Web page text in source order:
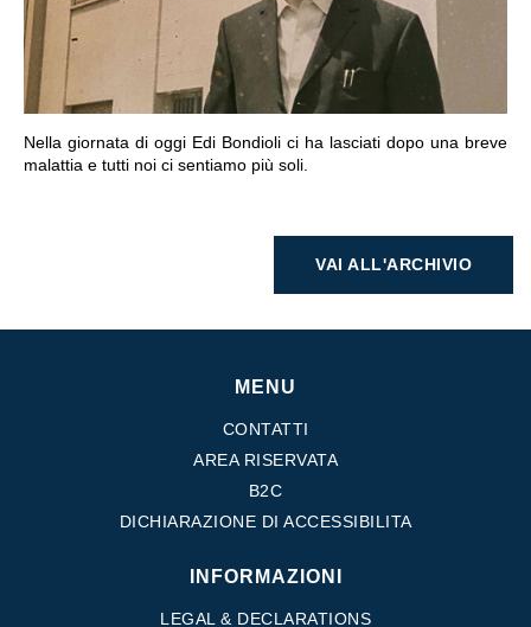
Nella giornata di oggi Edi Bondioli ci ha lasciati dopo una breve
malattia e tutti noi ci sentiamo più soli.
VAI ALLA SEZIONE
VAI ALL'ARCHIVIO
MENU
CONTATTI
AREA RISERVATA
B2C
DICHIARAZIONE DI ACCESSIBILITA
INFORMAZIONI
LEGAL & DECLARATIONS